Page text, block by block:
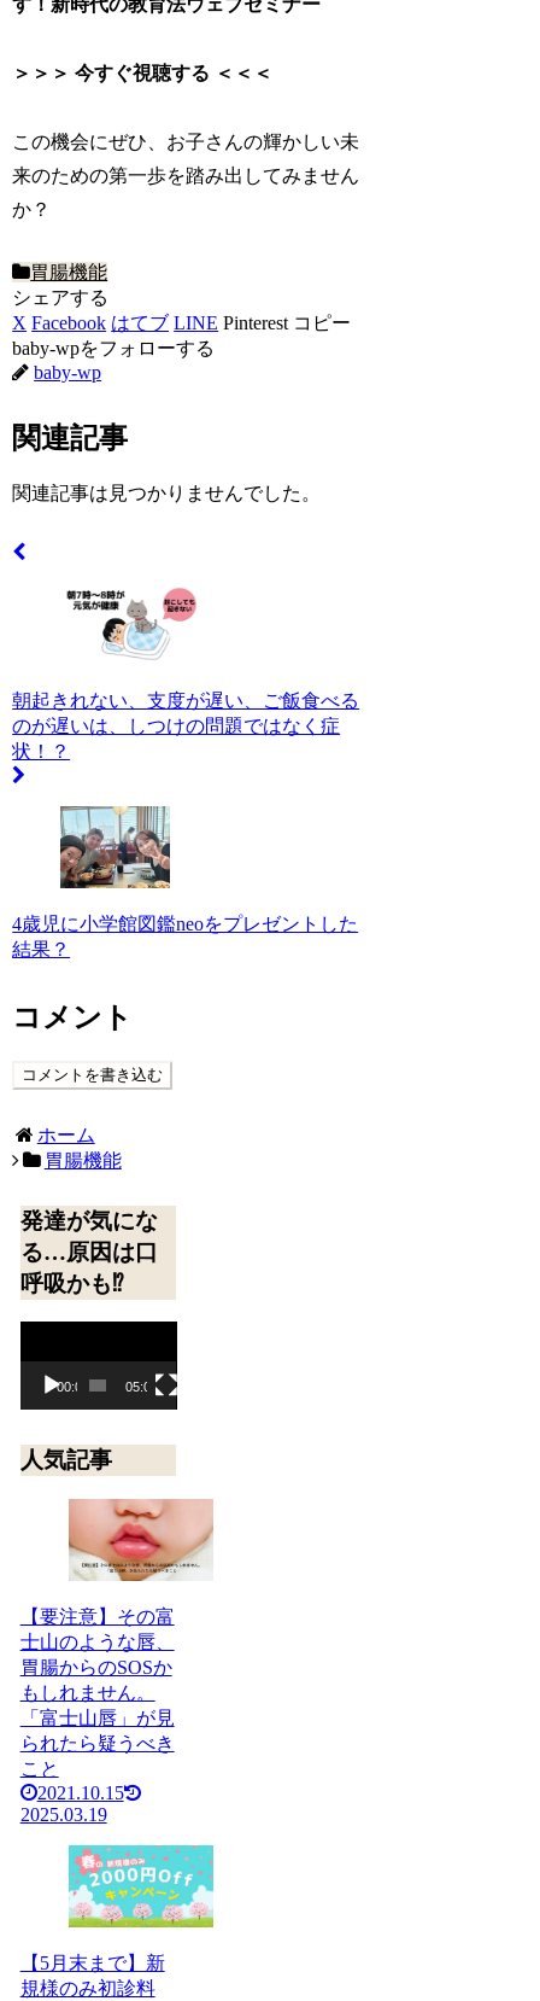
す！新時代の教育法ウェブセミナー
＞＞＞ 今すぐ視聴する ＜＜＜
この機会にぜひ、お子さんの輝かしい未
来のための第一歩を踏み出してみません
か？
胃腸機能
シェアする
X Facebook はてブ LINE Pinterest コピー
baby-wpをフォローする
baby-wp
関連記事
関連記事は見つかりませんでした。
朝起きれない、支度が遅い、ご飯食べる
のが遅いは、しつけの問題ではなく症
状！？
4歳児に小学館図鑑neoをプレゼントした
結果？
コメント
コメントを書き込む
ホーム
胃腸機能
発達が気にな
る…原因は口
呼吸かも⁉
画
レ
ヤ
00:00 05:09
人気記事
【要注意】その富
士山のような唇、
胃腸からのSOSか
もしれません。
「富士山唇」が見
られたら疑うべき
こと
2021.10.15
2025.03.19
【5月末まで】新
規様のみ初診料